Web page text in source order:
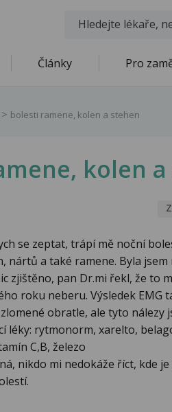
Články Pro
bolesti ramene, kolen a stehen
kolen
se zeptat, trápí mě noční
nártů a také ramene. Byla jsem
zjištěno, pan Dr.mi řekl, že to
roku neberu. Výsledek EMG
obratle, ale tyto nálezy
léky: rytmonorm, xarelto,
C,B, železo
nikdo mi nedokáže říct, kde